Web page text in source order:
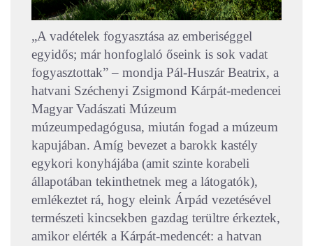
„A vadételek fogyasztása az emberiséggel
egyidős; már honfoglaló őseink is sok vadat
fogyasztottak” – mondja Pál-Huszár Beatrix, a
hatvani Széchenyi Zsigmond Kárpát-medencei
Magyar Vadászati Múzeum
múzeumpedagógusa, miután fogad a múzeum
kapujában. Amíg bevezet a barokk kastély
egykori konyhájába (amit szinte korabeli
állapotában tekinthetnek meg a látogatók),
emlékeztet rá, hogy eleink Árpád vezetésével
természeti kincsekben gazdag terültre érkeztek,
amikor elérték a Kárpát-medencét: a hatvan